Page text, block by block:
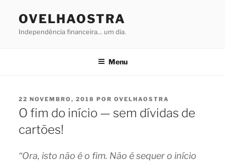
OVELHAOSTRA
Independência financeira… um dia.
Menu
PUBLICADO
EM
22 NOVEMBRO, 2018 POROVELHAOSTRA
O fim do início — sem dívidas de
cartões!
“Ora, isto não é o fim. Não é sequer o início